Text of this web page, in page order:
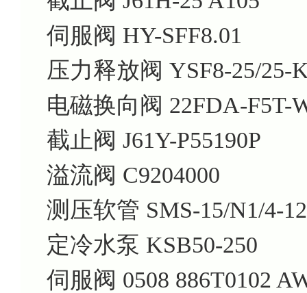
伺服阀 HY-SFF8.01
压力释放阀 YSF8-25/25-
电磁换向阀 22FDA-F5T-
截止阀 J61Y-P55190P
溢流阀 C9204000
测压软管 SMS-15/N1/4-
定冷水泵 KSB50-250
伺服阀 0508 886T0102